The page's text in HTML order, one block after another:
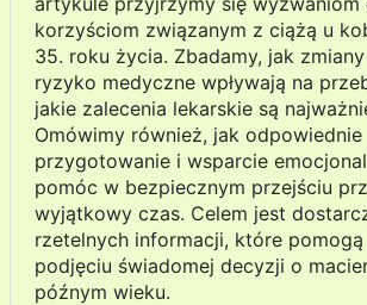
korzyściom związanym z ciążą u
35. roku życia. Zbadamy, jak
ryzyko medyczne wpływają na
jakie zalecenia lekarskie są
Omówimy również, jak odpowiednie
przygotowanie i wsparcie
pomóc w bezpiecznym przejściu
wyjątkowy czas. Celem jest
rzetelnych informacji, które
podjęciu świadomej decyzji o
późnym wieku.